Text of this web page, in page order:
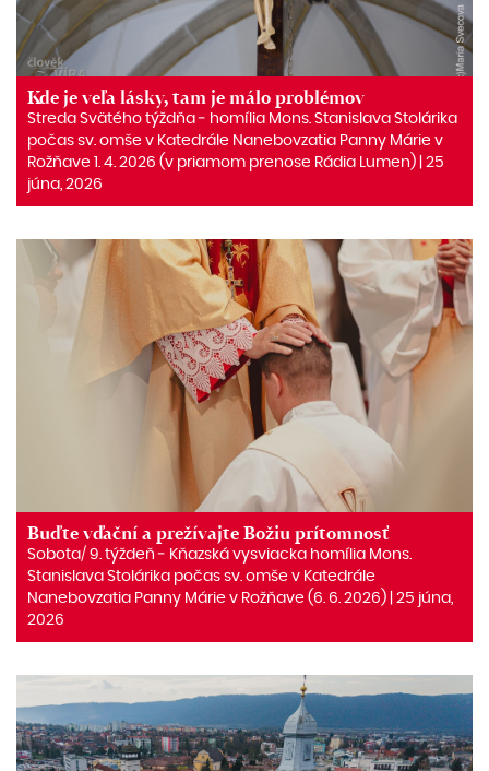
Kde je veľa lásky, tam je málo problémov
Streda Svätého týždňa ‒ homília Mons. Stanislava Stolárika
počas sv. omše v Katedrále Nanebovzatia Panny Márie v
Rožňave 1. 4. 2026 (v priamom prenose Rádia Lumen) | 25
júna, 2026
Buďte vďační a prežívajte Božiu prítomnosť
Sobota/ 9. týždeň ‒ Kňazská vysviacka homília Mons.
Stanislava Stolárika počas sv. omše v Katedrále
Nanebovzatia Panny Márie v Rožňave (6. 6. 2026) | 25 júna,
2026